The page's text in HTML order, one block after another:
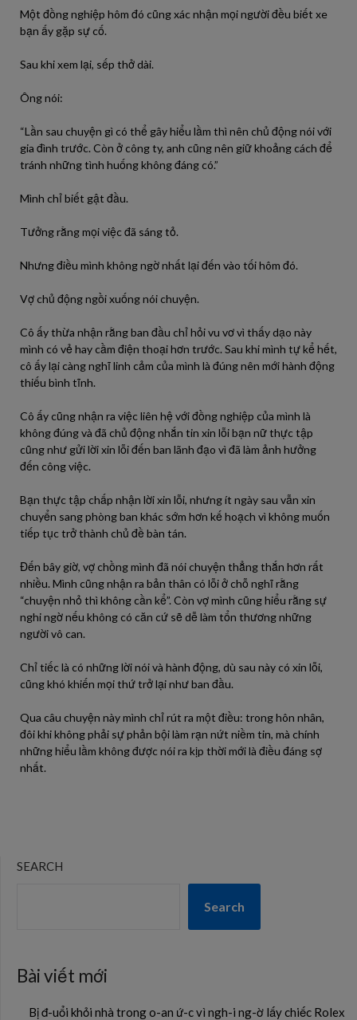
Một đồng nghiệp hôm đó cũng xác nhận mọi người đều biết xe
bạn ấy gặp sự cố.
Sau khi xem lại, sếp thở dài.
Ông nói:
“Lần sau chuyện gì có thể gây hiểu lầm thì nên chủ động nói với
gia đình trước. Còn ở công ty, anh cũng nên giữ khoảng cách để
tránh những tình huống không đáng có.”
Mình chỉ biết gật đầu.
Tưởng rằng mọi việc đã sáng tỏ.
Nhưng điều mình không ngờ nhất lại đến vào tối hôm đó.
Vợ chủ động ngồi xuống nói chuyện.
Cô ấy thừa nhận rằng ban đầu chỉ hỏi vu vơ vì thấy dạo này
mình có vẻ hay cầm điện thoại hơn trước. Sau khi mình tự kể hết,
cô ấy lại càng nghĩ linh cảm của mình là đúng nên mới hành động
thiếu bình tĩnh.
Cô ấy cũng nhận ra việc liên hệ với đồng nghiệp của mình là
không đúng và đã chủ động nhắn tin xin lỗi bạn nữ thực tập
cũng như gửi lời xin lỗi đến ban lãnh đạo vì đã làm ảnh hưởng
đến công việc.
Bạn thực tập chấp nhận lời xin lỗi, nhưng ít ngày sau vẫn xin
chuyển sang phòng ban khác sớm hơn kế hoạch vì không muốn
tiếp tục trở thành chủ đề bàn tán.
Đến bây giờ, vợ chồng mình đã nói chuyện thẳng thắn hơn rất
nhiều. Mình cũng nhận ra bản thân có lỗi ở chỗ nghĩ rằng
“chuyện nhỏ thì không cần kể”. Còn vợ mình cũng hiểu rằng sự
nghi ngờ nếu không có căn cứ sẽ dễ làm tổn thương những
người vô can.
Chỉ tiếc là có những lời nói và hành động, dù sau này có xin lỗi,
cũng khó khiến mọi thứ trở lại như ban đầu.
Qua câu chuyện này mình chỉ rút ra một điều: trong hôn nhân,
đôi khi không phải sự phản bội làm rạn nứt niềm tin, mà chính
những hiểu lầm không được nói ra kịp thời mới là điều đáng sợ
nhất.
SEARCH
Search
Bài viết mới
Bị đ-uổi khỏi nhà trong o-an ứ-c vì ngh-i ng-ờ lấy chiếc Rolex